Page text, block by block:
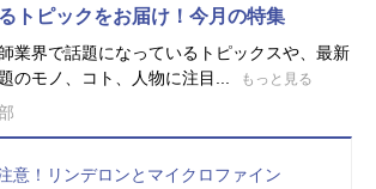
トピックをお届け！今月の特集
業界で話題になっているトピックスや、最新
のモノ、コト、人物に注目...
もっと見る
意！リンデロンとマイクロファイン